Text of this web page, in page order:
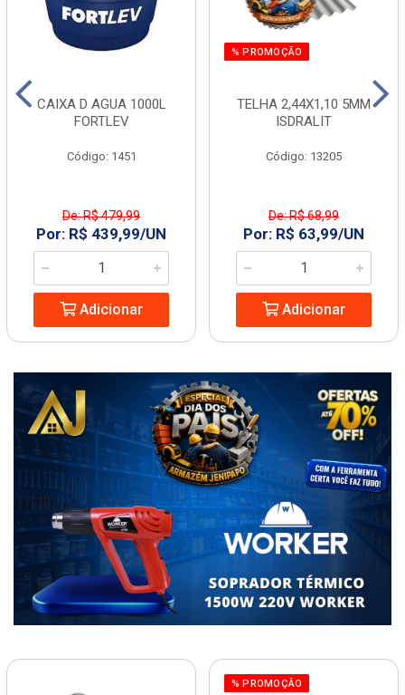
CAIXA D AGUA 1000L
FORTLEV
Código: 1451
De: R$ 479,99
Por: R$ 439,99/UN
Adicionar
% PROMOÇÃO
TELHA 2,44X1,10 5MM
ISDRALIT
Código: 13205
De: R$ 68,99
Por: R$ 63,99/UN
Adicionar
% PROMOÇÃO